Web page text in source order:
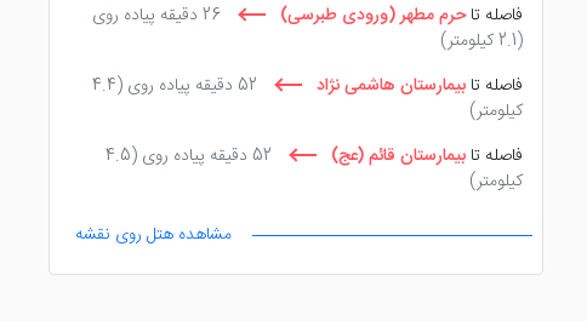
فاصله تاحرم مطهر (ورودی طبرسی)
26 دقیقه پیاده روی
(2.1 کیلومتر)
فاصله تا بیمارستان هاشمی نژاد 52 دقیقه پیاده روی
(4.4
کیلومتر)
فاصله تا بیمارستان قائم (عج) 52 دقیقه پیاده روی
(4.5
کیلومتر)
(2.0
مشاهده هتل روی نقشه